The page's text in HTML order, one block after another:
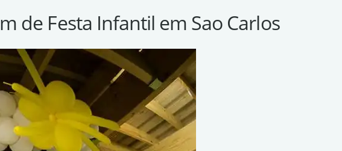
de Festa Infantil em Sao Carlos